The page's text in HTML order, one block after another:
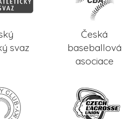
svaz
Česká
baseballová
asociace